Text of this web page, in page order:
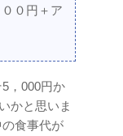
０円＋ア
，000円か
かと思いま
食事代が